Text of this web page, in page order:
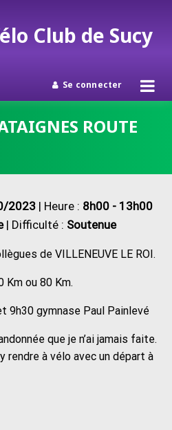
Club de Sucy
Se connecter
ROUTE
2023 | Heure : 8h00 - 13h00
| Difficulté : Soutenue
de VILLENEUVE LE ROI.
Km ou 80 Km.
9h30 gymnase Paul Painlevé
que je n’ai jamais faite.
rendre à vélo avec un départ à